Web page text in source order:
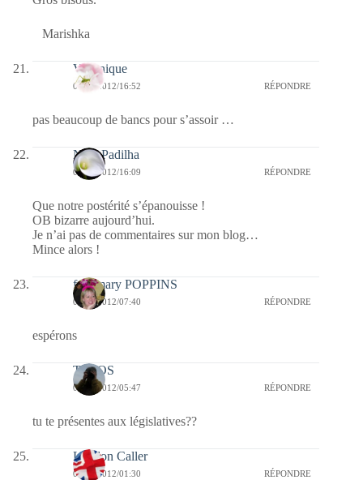
Marishka
Véronique
09/05/2012/16:52 RÉPONDRE
pas beaucoup de bancs pour s’assoir …
Nina Padilha
09/05/2012/16:09 RÉPONDRE
Que notre postérité s’épanouisse !
OB bizarre aujourd’hui.
Je n’ai pas de commentaires sur mon blog…
Mince alors !
fabymary POPPINS
09/05/2012/07:40 RÉPONDRE
espérons
TELOS
09/05/2012/05:47 RÉPONDRE
tu te présentes aux législatives??
London Caller
09/05/2012/01:30 RÉPONDRE